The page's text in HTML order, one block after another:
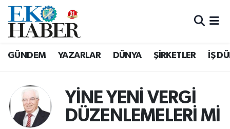
GÜNDEM YAZARLAR DÜNYA ŞİRKETLER İŞ
YİNE YENİ VERGİ
DÜZENLEMELERİ Mİ
Hava Durumu
Süper Lig Puan Durumu ve Fikstür
Tüm Manşetler